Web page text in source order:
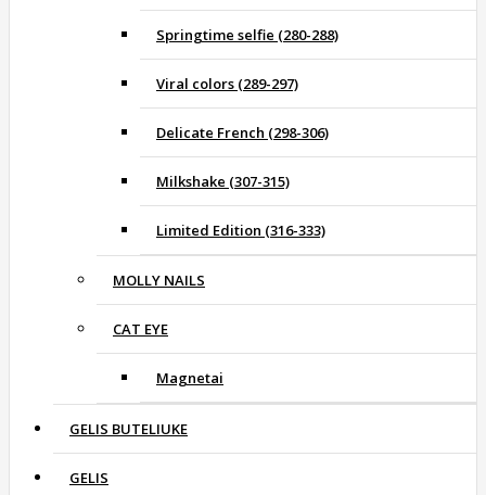
Springtime selfie (280-288)
Viral colors (289-297)
Delicate French (298-306)
Milkshake (307-315)
Limited Edition (316-333)
MOLLY NAILS
CAT EYE
Magnetai
GELIS BUTELIUKE
GELIS